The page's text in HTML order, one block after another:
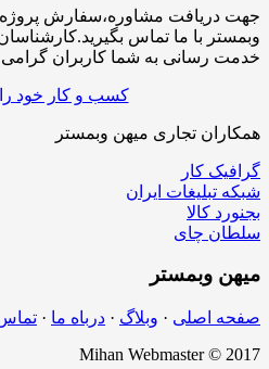
جهت دریافت مشاوره،سفارش
خدمت رسانی به شما کاربران گرامی
کسب و کار خود را
همکاران تجاری میهن وبمستر
گرافیک کار
شبکه تبلیغات ایران
بجنورد کالا
سلطان چای
میهن وبمستر
صفحه اصلی · وبلاگ · درباه ما · تماس
Mihan Webmaster © 2017